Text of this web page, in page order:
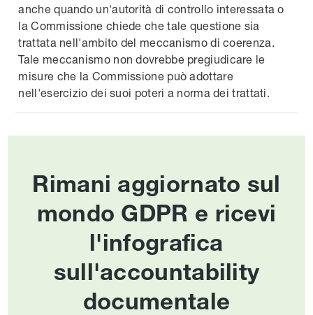
anche quando un'autorità di controllo interessata o
la Commissione chiede che tale questione sia
trattata nell'ambito del meccanismo di coerenza.
Tale meccanismo non dovrebbe pregiudicare le
misure che la Commissione può adottare
nell'esercizio dei suoi poteri a norma dei trattati.
Rimani aggiornato sul
mondo GDPR e ricevi
l'infografica
sull'accountability
documentale